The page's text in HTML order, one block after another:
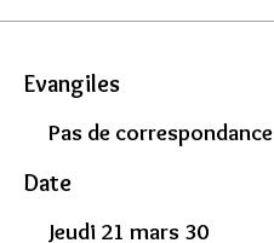
Evangiles
Pas de correspondance
Date
Jeudi 21 mars 30